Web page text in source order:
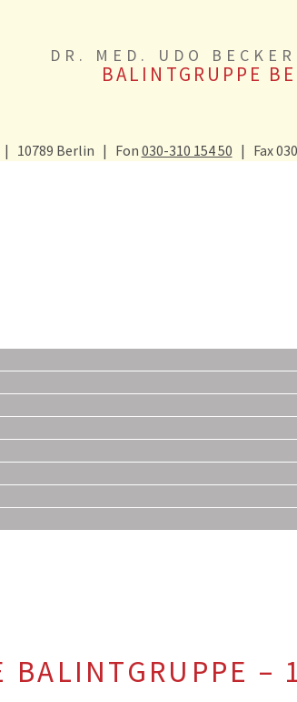
DR. MED. UDO
BALINTGRUPPE
10789 Berlin | Fon030-310 154 50 | Fax
– 1